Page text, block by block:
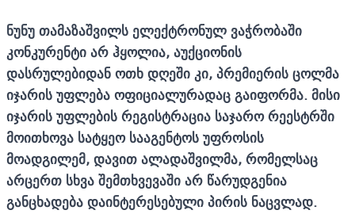
ნუნუ თამაზაშვილს ელექტრონულ ვაჭრობაში
კონკურენტი არ ჰყოლია, აუქციონის
დასრულებიდან ოთხ დღეში კი, პრემიერის ცოლმა
იჯარის უფლება ოფიციალურადაც გაიფორმა. მისი
იჯარის უფლების რეგისტრაცია საჯარო რეესტრში
მოითხოვა სატყეო სააგენტოს უფროსის
მოადგილემ, დავით ალადაშვილმა, რომელსაც
არცერთ სხვა შემთხვევაში არ წარუდგენია
განცხადება დაინტერესებული პირის ნაცვლად.